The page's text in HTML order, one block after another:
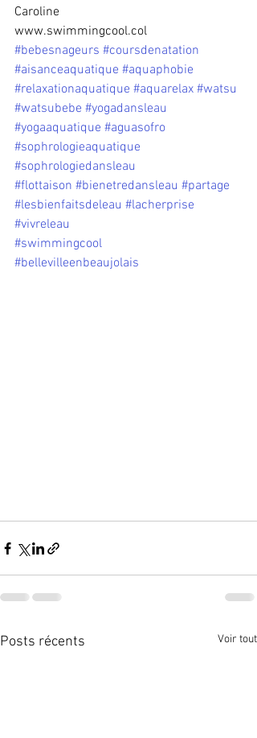
Caroline
www.swimmingcool.col
#bebesnageurs #coursdenatation
#aisanceaquatique #aquaphobie
#relaxationaquatique #aquarelax #watsu
#watsubebe #yogadansleau
#yogaaquatique #aguasofro
#sophrologieaquatique
#sophrologiedansleau
#flottaison #bienetredansleau #partage
#lesbienfaitsdeleau #lacherprise
#vivreleau
#swimmingcool
#bellevilleenbeaujolais
Posts récents Voir tout